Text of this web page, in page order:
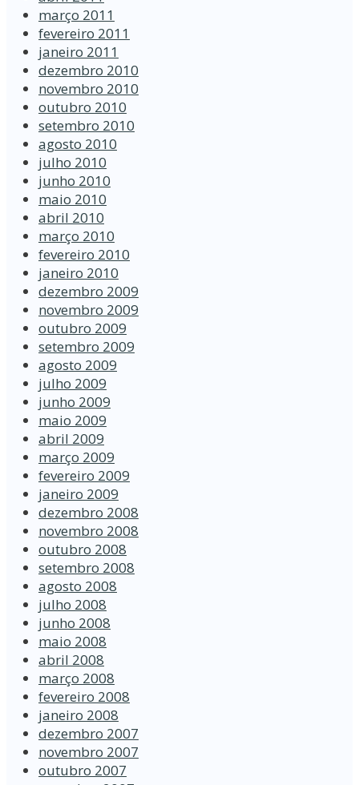
março 2011
fevereiro 2011
janeiro 2011
dezembro 2010
novembro 2010
outubro 2010
setembro 2010
agosto 2010
julho 2010
junho 2010
maio 2010
abril 2010
março 2010
fevereiro 2010
janeiro 2010
dezembro 2009
novembro 2009
outubro 2009
setembro 2009
agosto 2009
julho 2009
junho 2009
maio 2009
abril 2009
março 2009
fevereiro 2009
janeiro 2009
dezembro 2008
novembro 2008
outubro 2008
setembro 2008
agosto 2008
julho 2008
junho 2008
maio 2008
abril 2008
março 2008
fevereiro 2008
janeiro 2008
dezembro 2007
novembro 2007
outubro 2007